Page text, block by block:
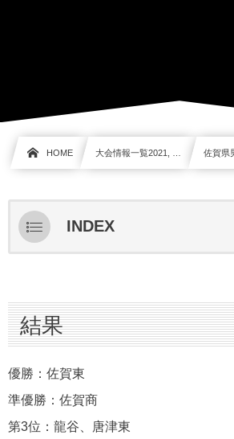
HOME 大会情報一覧2021, … 佐賀県
INDEX
準決勝 6/2
2回戦 5/29
結果
優勝：佐賀東
準優勝：佐賀商
第3位：龍谷、唐津東